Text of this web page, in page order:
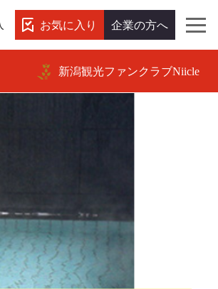
お気に入り 企業の方へ
新潟観光ファンクラブNiicle